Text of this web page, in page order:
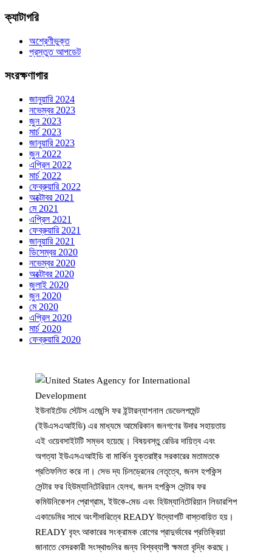
ক্যাটাগরি
অশ্রেণীভুক্ত
প্রস্তুত আপডেট
সংরক্ষণাগার
জানুয়ারি 2024
নভেম্বর 2023
জুন 2023
মার্চ 2023
জানুয়ারি 2023
জুন 2022
এপ্রিল 2022
মার্চ 2022
ফেব্রুয়ারি 2022
অক্টোবর 2021
মে 2021
এপ্রিল 2021
ফেব্রুয়ারি 2021
জানুয়ারি 2021
ডিসেম্বর 2020
নভেম্বর 2020
অক্টোবর 2020
জুলাই 2020
জুন 2020
মে 2020
এপ্রিল 2020
মার্চ 2020
ফেব্রুয়ারি 2020
ইউনাইটেড স্টেটস এজেন্সি ফর ইন্টারন্যাশনাল ডেভেলপমেন্ট
(ইউএসএআইডি) এর মাধ্যমে আমেরিকান জনগণের উদার সহায়তায়
এই ওয়েবসাইটটি সম্ভব হয়েছে। বিষয়বস্তু রেডির দায়িত্ব এবং
অগত্যা ইউএসএআইডি বা মার্কিন যুক্তরাষ্ট্র সরকারের মতামতকে
প্রতিফলিত করে না। সেভ দ্য চিলড্রেনের নেতৃত্বে, জনস হপকিন্স
সেন্টার ফর হিউম্যানিটেরিয়ান হেলথ, জনস হপকিন্স সেন্টার ফর
কমিউনিকেশন প্রোগ্রাম, ইউকে-মেড এবং হিউম্যানিটেরিয়ান লিডারশিপ
একাডেমির সাথে অংশীদারিত্বে READY উদ্যোগটি বাস্তবায়িত হয়।
READY বৃহৎ আকারের সংক্রামক রোগের প্রাদুর্ভাবের প্রতিক্রিয়া
জানাতে বেসরকারী সংস্থাগুলির জন্য বিশ্বব্যাপী ক্ষমতা বৃদ্ধি করছে।